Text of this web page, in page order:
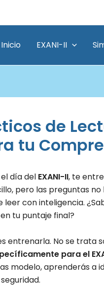
Inicio EXANI-II
de
tu
día del EXANI-II, te
pero las preguntas
con inteligencia.
tu puntaje final?
entrenarla. No se trata
para el
modelo, aprenderás a